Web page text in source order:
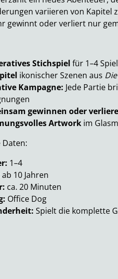
variieren von Kapitel
gewinnt oder verliert nur
Stichspiel für 1–4
ikonischer Szenen aus
Kampagne: Jede Partie
gewinnen oder
Artwork im
Daten:
1–4
ab 10 Jahren
ca. 20 Minuten
Office Dog
Spielt die komplette